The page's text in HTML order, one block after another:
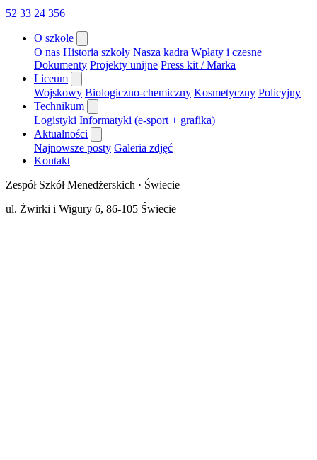
52 33 24 356
O szkole
O nas Historia szkoły Nasza kadra Wpłaty i czesne
Dokumenty Projekty unijne Press kit / Marka
Liceum
Wojskowy Biologiczno-chemiczny Kosmetyczny Policyjny
Technikum
Logistyki Informatyki (e-sport + grafika)
Aktualności
Najnowsze posty Galeria zdjęć
Kontakt
Zespół Szkół Menedżerskich · Świecie
ul. Żwirki i Wigury 6, 86-105 Świecie